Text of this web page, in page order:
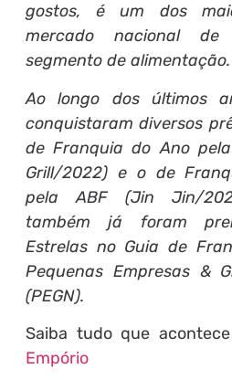
gostos, é um dos
mercado nacional de
segmento de alimentação.
Ao longo dos últimos
conquistaram diversos
de Franquia do Ano
Grill/2022) e o de
pela ABF (Jin Jin/
também já foram
Estrelas no Guia de
Pequenas Empresas &
(PEGN).
Saiba tudo que
Empório